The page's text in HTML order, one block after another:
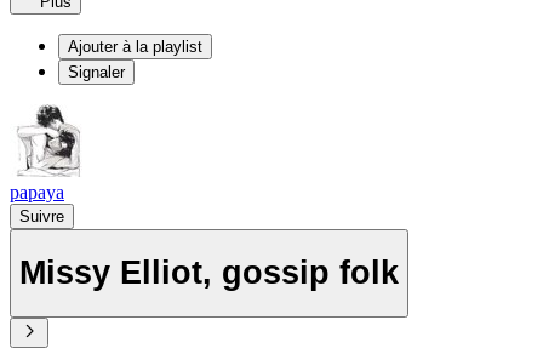
Ajouter à la playlist
Signaler
papaya
Suivre
Missy Elliot, gossip folk